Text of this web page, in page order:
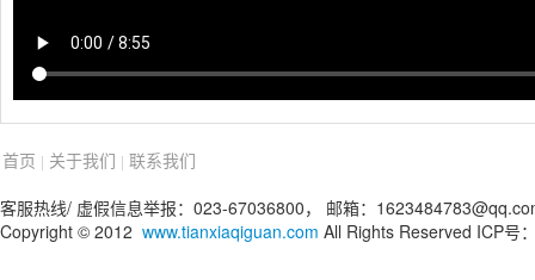
首页 | 关于我们 | 联系我们
客服热线/ 虚假信息举报：023-67036800， 邮箱：
Copyright © 2012 www.tianxiaqiguan.com All Rights Reserved ICP号